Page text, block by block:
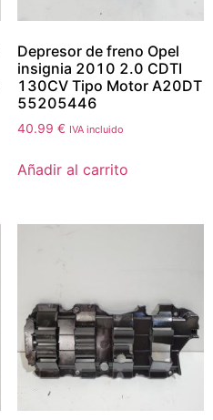
Depresor de freno Opel
insignia 2010 2.0 CDTI
130CV Tipo Motor A20DT
55205446
40.99 € IVA incluido
Añadir al carrito